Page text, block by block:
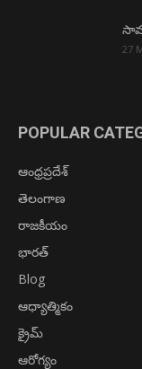
27
POPULAR
ఆంధ్రప్రదేశ్
తెలంగాణ
రాజకీయం
భారత్
Blog
ఆధ్యాత్మికం
క్రైమ్
ఆరోగ్యం